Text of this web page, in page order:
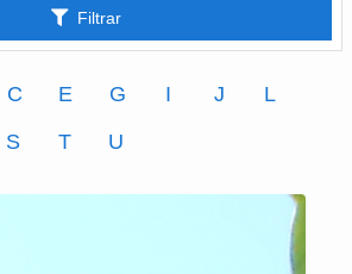
Filtrar
C E G I J
L
S T U